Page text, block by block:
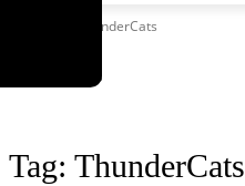
ThunderCats
Tag: ThunderCats